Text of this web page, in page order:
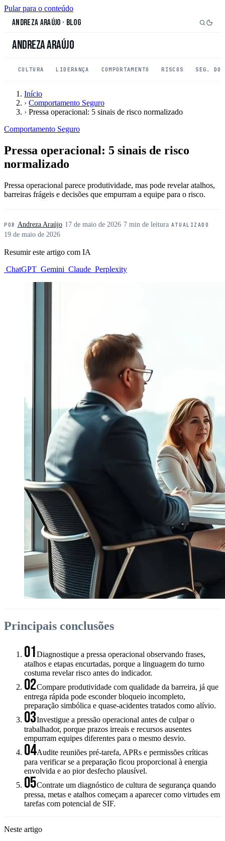
Pular para o conteúdo
Andreza Araújo · Blog
Andreza Araújo
CULTURA LIDERANÇA COMPORTAMENTO RISCOS SEG. DO
Início
› Comportamento Seguro
› Pressa operacional: 5 sinais de risco normalizado
Comportamento Seguro
Pressa operacional: 5 sinais de risco
normalizado
Pressa operacional parece produtividade, mas pode revelar atalhos,
barreiras frágeis e decisões que empurram a equipe para o risco.
POR Andreza Araújo· 17 de maio de 2026· 7 min de leitura· ATUALIZADO
19 de maio de 2026
Resumir este artigo com IA
ChatGPT Gemini Claude Perplexity
Principais conclusões
01Diagnostique a pressa operacional observando frases,
atalhos e etapas encurtadas, porque a linguagem do turno
costuma revelar risco antes do indicador.
02Compare produtividade com qualidade da barreira, já que
entrega rápida pode esconder bloqueio incompleto,
preparação simbólica e quase-acidentes tratados como alívio.
03Investigue a pressão operacional antes de culpar o
trabalhador, porque prazos irreais e recursos ausentes
empurram equipes diferentes para o mesmo desvio.
04Audite reuniões pré-tarefa, APRs e permissões críticas
para verificar se a preparação ficou proporcional à energia
envolvida e ao pior desfecho plausível.
05Contrate um diagnóstico de cultura de segurança quando
pressa, metas e atalhos começam a aparecer como virtudes em
tarefas com potencial de SIF.
Neste artigo